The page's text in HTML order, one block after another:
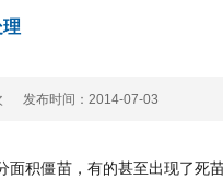
发布时间：2014-07-03
积僵苗，有的甚至出现了死